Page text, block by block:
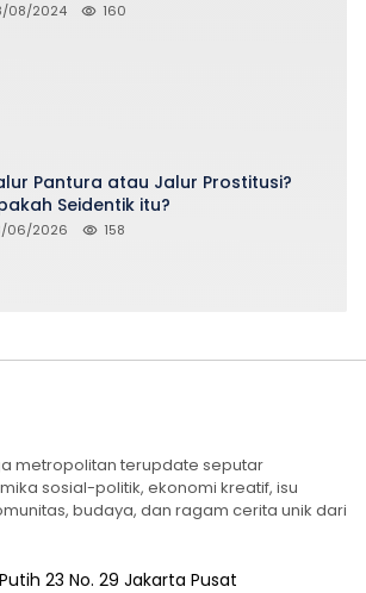
08/2024 160
Pantura atau Jalur Prostitusi?
Seidentik itu?
06/2026 158
metropolitan terupdate seputar
sosial-politik, ekonomi kreatif, isu
budaya, dan ragam cerita unik dari
23 No. 29 Jakarta Pusat